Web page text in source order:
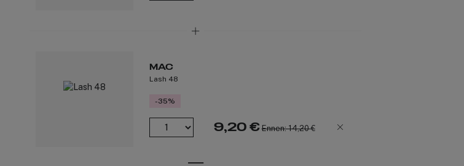
MAC
Lash 48
-35%
9,20 € Ennen: 14,20 €